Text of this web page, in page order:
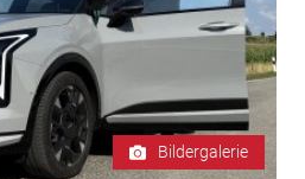
Bildergalerie